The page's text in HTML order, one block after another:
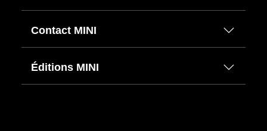
Contact MINI
Éditions MINI